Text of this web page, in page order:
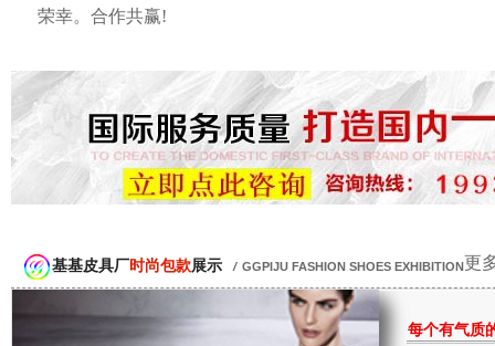
荣幸。合作共赢!
更
基基皮具厂时尚包款展示 / GGPIJU FASHION SHOES EXHIBITION
每个有气质